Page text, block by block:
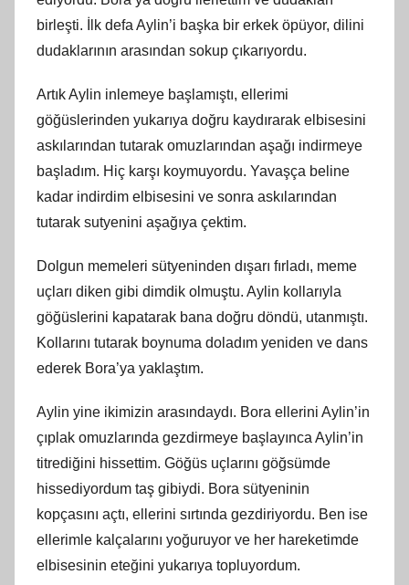
birleşti. İlk defa Aylin’i başka bir erkek öpüyor, dilini
dudaklarının arasından sokup çıkarıyordu.
Artık Aylin inlemeye başlamıştı, ellerimi
göğüslerinden yukarıya doğru kaydırarak elbisesini
askılarından tutarak omuzlarından aşağı indirmeye
başladım. Hiç karşı koymuyordu. Yavaşça beline
kadar indirdim elbisesini ve sonra askılarından
tutarak sutyenini aşağıya çektim.
Dolgun memeleri sütyeninden dışarı fırladı, meme
uçları diken gibi dimdik olmuştu. Aylin kollarıyla
göğüslerini kapatarak bana doğru döndü, utanmıştı.
Kollarını tutarak boynuma doladım yeniden ve dans
ederek Bora’ya yaklaştım.
Aylin yine ikimizin arasındaydı. Bora ellerini Aylin’in
çıplak omuzlarında gezdirmeye başlayınca Aylin’in
titrediğini hissettim. Göğüs uçlarını göğsümde
hissediyordum taş gibiydi. Bora sütyeninin
kopçasını açtı, ellerini sırtında gezdiriyordu. Ben ise
ellerimle kalçalarını yoğuruyor ve her hareketimde
elbisesinin eteğini yukarıya topluyordum.